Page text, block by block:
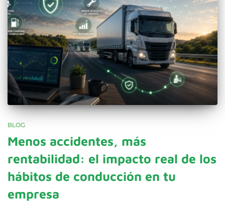
BLOG
Menos accidentes, más
rentabilidad: el impacto real de los
hábitos de conducción en tu
empresa